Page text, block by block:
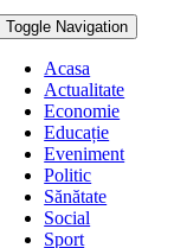
Toggle Navigation
Acasa
Actualitate
Economie
Educație
Eveniment
Politic
Sănătate
Social
Sport